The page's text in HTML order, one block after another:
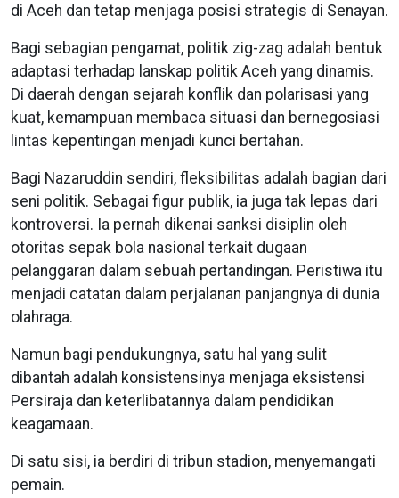
di Aceh dan tetap menjaga posisi strategis di Senayan.
Bagi sebagian pengamat, politik zig-zag adalah bentuk
adaptasi terhadap lanskap politik Aceh yang dinamis.
Di daerah dengan sejarah konflik dan polarisasi yang
kuat, kemampuan membaca situasi dan bernegosiasi
lintas kepentingan menjadi kunci bertahan.
Bagi Nazaruddin sendiri, fleksibilitas adalah bagian dari
seni politik. Sebagai figur publik, ia juga tak lepas dari
kontroversi. Ia pernah dikenai sanksi disiplin oleh
otoritas sepak bola nasional terkait dugaan
pelanggaran dalam sebuah pertandingan. Peristiwa itu
menjadi catatan dalam perjalanan panjangnya di dunia
olahraga.
Namun bagi pendukungnya, satu hal yang sulit
dibantah adalah konsistensinya menjaga eksistensi
Persiraja dan keterlibatannya dalam pendidikan
keagamaan.
Di satu sisi, ia berdiri di tribun stadion, menyemangati
pemain.